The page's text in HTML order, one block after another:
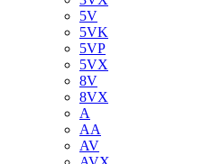
5V
5VK
5VP
5VX
8V
8VX
A
AA
AV